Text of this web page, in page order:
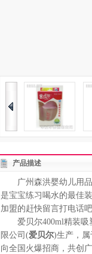
产品描述
广州森洪婴幼儿用品
是宝宝练习喝水的最佳
加盟的赶快留言打电话吧
爱贝尔400ml精装吸塑
限公司(爱贝尔)生产，
向全国火爆招商，共创